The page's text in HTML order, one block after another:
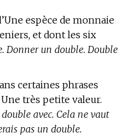
espèce de monnaie
et dont les six
Donner un double. Double
certaines phrases
très petite valeur.
avec. Cela ne vaut
pas un double.